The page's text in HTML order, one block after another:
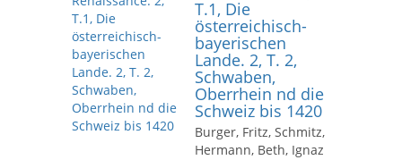
T.1, Die
österreichisch-
bayerischen
Lande. 2, T. 2,
Schwaben,
Oberrhein nd die
Schweiz bis 1420
Burger, Fritz, Schmitz,
Hermann, Beth, Ignaz